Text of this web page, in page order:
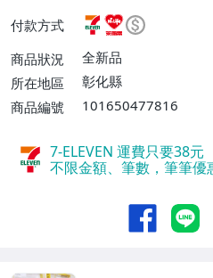
件或消費滿$60免運
【單件運費$60、滿
費】、郵局掛號【單
送【單件運費$50】
付款方式
商品狀況
全新品
所在地區
彰化縣
商品編號
101650477816
7-ELEVEN 運費只要38元
不限金額、筆數，筆筆優